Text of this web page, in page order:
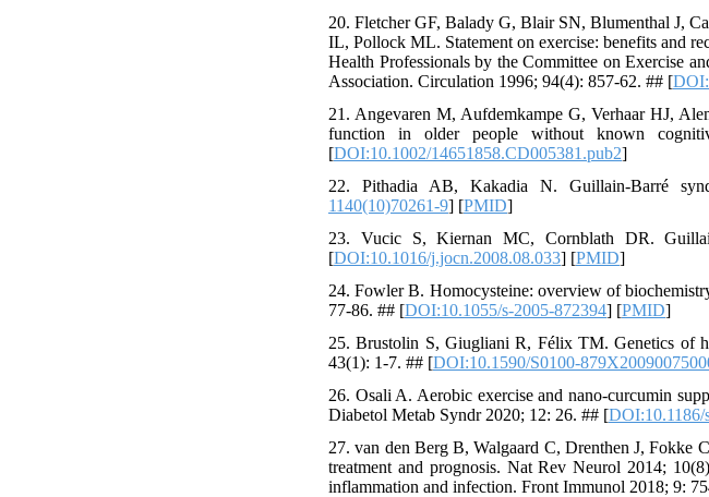
20. Fletcher GF, Balady G, Blair SN, Blumenthal J,
IL, Pollock ML. Statement on exercise: benefits and
Health Professionals by the Committee on Exercise
Association. Circulation 1996; 94(4): 857-62. ## [
21. Angevaren M, Aufdemkampe G, Verhaar HJ,
function in older people without known
[DOI:10.1002/14651858.CD005381.pub2]
22. Pithadia AB, Kakadia N. Guillain-Barré
1140(10)70261-9] [PMID]
23. Vucic S, Kiernan MC, Cornblath DR.
[DOI:10.1016/j.jocn.2008.08.033] [PMID]
24. Fowler B. Homocysteine: overview of
77-86. ## [DOI:10.1055/s-2005-872394] [PMID]
25. Brustolin S, Giugliani R, Félix TM. Genetics of
43(1): 1-7. ## [DOI:10.1590/S0100-
26. Osali A. Aerobic exercise and nano-curcumin
Diabetol Metab Syndr 2020; 12: 26. ## [DOI:10.1186/
27. van den Berg B, Walgaard C, Drenthen J, Fokke
treatment and prognosis. Nat Rev Neurol 2014;
inflammation and infection. Front Immunol 2018; 9: